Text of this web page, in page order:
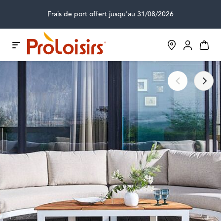
Frais de port offert jusqu'au 31/08/2026